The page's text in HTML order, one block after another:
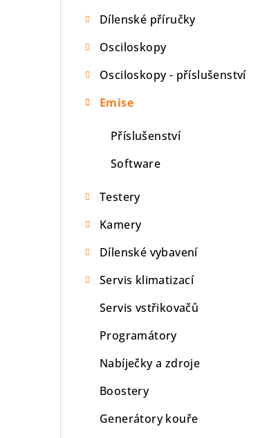
Dílenské příručky
Osciloskopy
Osciloskopy - příslušenství
Emise
Příslušenství
Software
Testery
Kamery
Dílenské vybavení
Servis klimatizací
Servis vstřikovačů
Programátory
Nabíječky a zdroje
Boostery
Generátory kouře